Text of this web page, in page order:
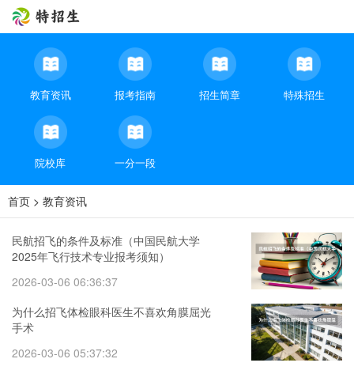
教育资讯 报考指南 招生简章 特殊招生
院校库 一分一段
首页 > 教育资讯
民航招飞的条件及标准（中国民航大学
2025年飞行技术专业报考须知）
2026-03-06 06:36:37
为什么招飞体检眼科医生不喜欢角膜屈光
手术
2026-03-06 05:37:32